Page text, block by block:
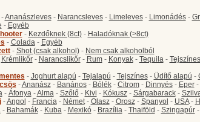
Ananászleves- Narancsleves- Limeleves- Limonádés-
- Egyéb
- Kezdőknek (8ct)- Haladóknak (>8ct)
- Colada- Egyéb
- Shot (csak alkohol)- Nem csak alkoholból
Krémlikőr- Narancslikőr- Rum- Konyak- Tequila- Tejszínes
- Joghurt alapú - Tejalapú - Tejszínes- Üdítő alapú -
-Ananász- Banános- Bólék- Citrom- Dinnyés- Eper-
- Áfonya-Alma- Szőlő- Kivi - Kókusz- Sárgabarack-
-Angol - Francia- Német- Olasz- Orosz- Spanyol - USA-
- Bahamák- Kuba- Mexikó- Brazília- Thaiföld - Szingapúr-